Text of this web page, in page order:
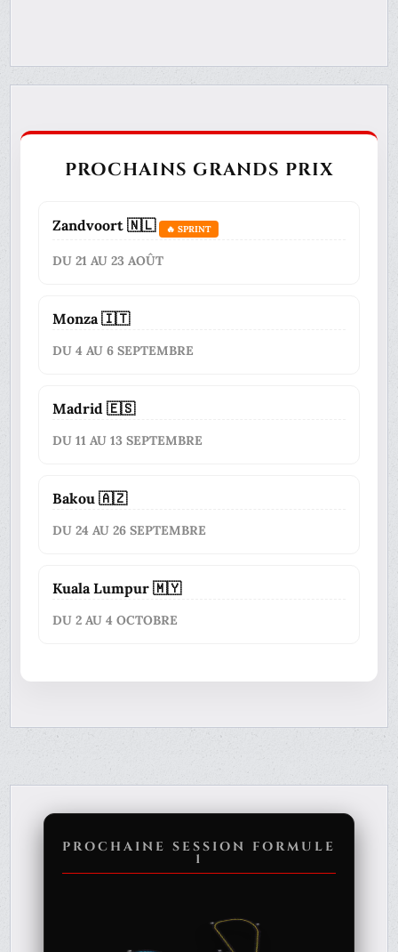
PROCHAINS GRANDS PRIX
Zandvoort 🇳🇱 🔥 SPRINT
DU 21 AU 23 AOÛT
Monza 🇮🇹
DU 4 AU 6 SEPTEMBRE
Madrid 🇪🇸
DU 11 AU 13 SEPTEMBRE
Bakou 🇦🇿
DU 24 AU 26 SEPTEMBRE
Kuala Lumpur 🇲🇾
DU 2 AU 4 OCTOBRE
PROCHAINE SESSION FORMULE
1